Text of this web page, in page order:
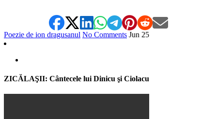
Poezie de ion dragusanul No Comments Jun 25
ZICĂLAŞII: Cântecele lui Dinicu şi Ciolacu